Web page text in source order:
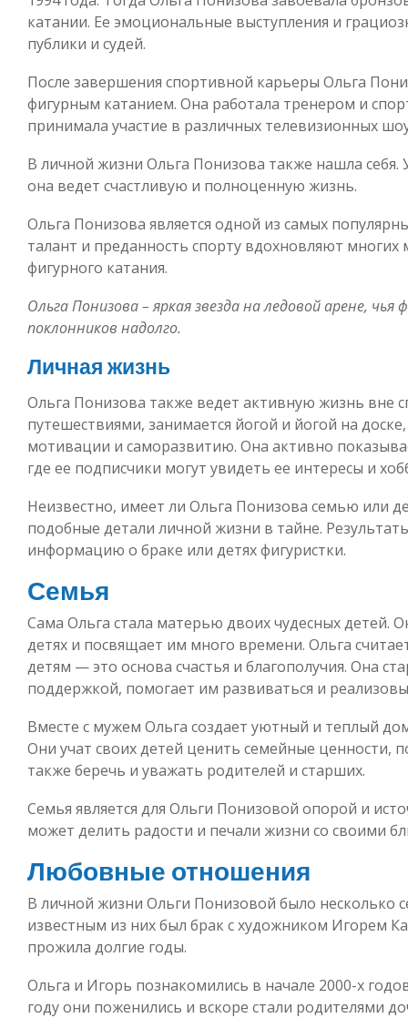
катании. Ее эмоциональные выступления и
публики и судей.
После завершения спортивной карьеры Ольга
фигурным катанием. Она работала тренером и
принимала участие в различных телевизионных
В личной жизни Ольга Понизова также нашла
она ведет счастливую и полноценную жизнь.
Ольга Понизова является одной из самых
талант и преданность спорту вдохновляют
фигурного катания.
Ольга Понизова – яркая звезда на ледовой арене,
поклонников надолго.
Личная жизнь
Ольга Понизова также ведет активную жизнь вне
путешествиями, занимается йогой и йогой на
мотивации и саморазвитию. Она активно
где ее подписчики могут увидеть ее интересы и
Неизвестно, имеет ли Ольга Понизова семью или
подобные детали личной жизни в тайне.
информацию о браке или детях фигуристки.
Семья
Сама Ольга стала матерью двоих чудесных детей.
детях и посвящает им много времени. Ольга
детям — это основа счастья и благополучия. Она
поддержкой, помогает им развиваться и
Вместе с мужем Ольга создает уютный и теплый
Они учат своих детей ценить семейные ценности,
также беречь и уважать родителей и старших.
Семья является для Ольги Понизовой опорой и
может делить радости и печали жизни со своими
Любовные отношения
В личной жизни Ольги Понизовой было несколько
известным из них был брак с художником Игорем
прожила долгие годы.
Ольга и Игорь познакомились в начале 2000-х
году они поженились и вскоре стали родителями